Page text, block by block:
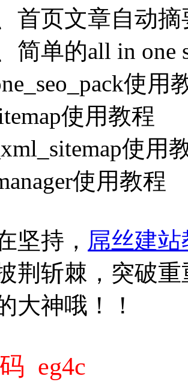
首页文章自动
简单的all in one
使用
使用教程
使用
使用教程
坚持， 屌丝建
荆斩棘，突破
大神哦！！
eg4c